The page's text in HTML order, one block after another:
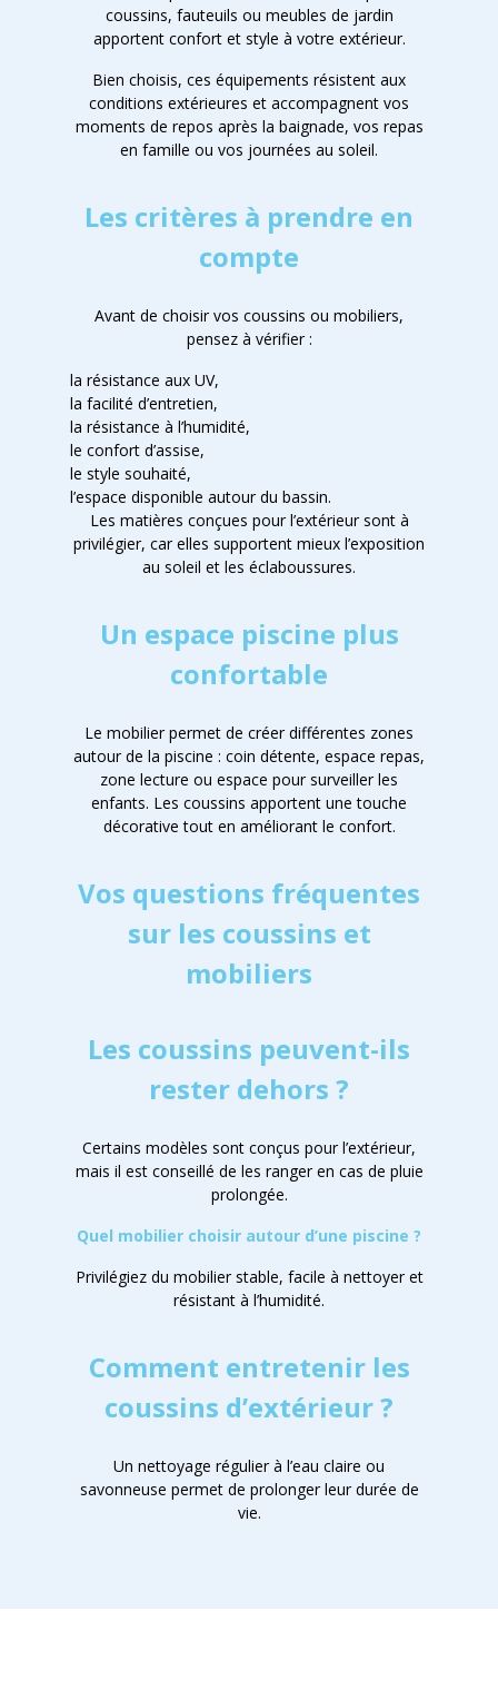
coussins, fauteuils ou meubles de jardin
apportent confort et style à votre extérieur.
Bien choisis, ces équipements résistent aux
conditions extérieures et accompagnent vos
moments de repos après la baignade, vos repas
en famille ou vos journées au soleil.
Les critères à prendre en
compte
Avant de choisir vos coussins ou mobiliers,
pensez à vérifier :
la résistance aux UV,
la facilité d’entretien,
la résistance à l’humidité,
le confort d’assise,
le style souhaité,
l’espace disponible autour du bassin.
Les matières conçues pour l’extérieur sont à
privilégier, car elles supportent mieux l’exposition
au soleil et les éclaboussures.
Un espace piscine plus
confortable
Le mobilier permet de créer différentes zones
autour de la piscine : coin détente, espace repas,
zone lecture ou espace pour surveiller les
enfants. Les coussins apportent une touche
décorative tout en améliorant le confort.
Vos questions fréquentes
sur les coussins et
mobiliers
Les coussins peuvent-ils
rester dehors ?
Certains modèles sont conçus pour l’extérieur,
mais il est conseillé de les ranger en cas de pluie
prolongée.
Quel mobilier choisir autour d’une piscine ?
Privilégiez du mobilier stable, facile à nettoyer et
résistant à l’humidité.
Comment entretenir les
coussins d’extérieur ?
Un nettoyage régulier à l’eau claire ou
savonneuse permet de prolonger leur durée de
vie.